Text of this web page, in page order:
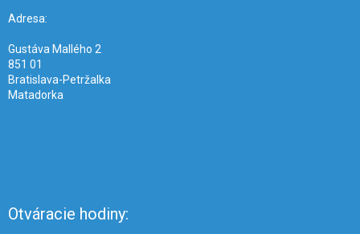
Adresa:
Gustáva Mallého 2
851 01
Bratislava-Petržalka
Matadorka
Otváracie hodiny: